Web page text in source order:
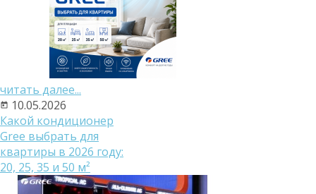
читать далее...
10.05.2026
Какой кондиционер
Gree выбрать для
квартиры в 2026 году:
20, 25, 35 и 50 м²